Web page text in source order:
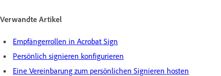
Verwandte Artikel
Empfängerrollen in Acrobat Sign
Persönlich signieren konfigurieren
Eine Vereinbarung zum persönlichen Signieren hosten